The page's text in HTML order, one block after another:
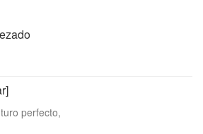
perfecto,